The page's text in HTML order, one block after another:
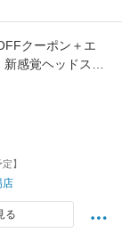
クーポン＋エ
感覚ヘッドスパ
頭皮に【公式】
ジャー ビドー
ケア ボディケア
横振動 美顔器 美
】
店
る